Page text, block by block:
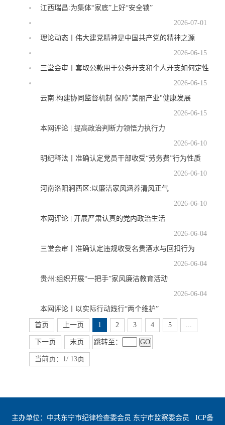
江西瑞昌:为集体“家底”上好“安全锁”
2026-07-01
理论动态丨伟大建党精神是中国共产党的精神之源
2026-06-15
三堂会审丨套取公款用于公务开支和个人开支如何定性
2026-06-15
云南:构建协同监督机制 保障"美丽产业"健康发展
2026-06-15
本网评论 | 提高政治判断力领悟力执行力
2026-06-10
明纪释法丨准确认定党员干部收受“劳务费”行为性质
2026-06-10
河南洛阳涧西区:以廉洁家风涵养清风正气
2026-06-10
本网评论 | 开展严肃认真的党内政治生活
2026-06-04
三堂会审丨准确认定违规收受名贵酒水与回扣行为
2026-06-04
贵州:组织开展“一把手”家风廉洁教育活动
2026-06-04
本网评论丨以实际行动践行“两个维护”
首页 上一页 1 2 3 4 5 ...
下一页 末页 跳转至： GO
当前页：1/ 13页
主办单位：中共东宁市纪律检查委会员 东宁市监察委会员
ICP备